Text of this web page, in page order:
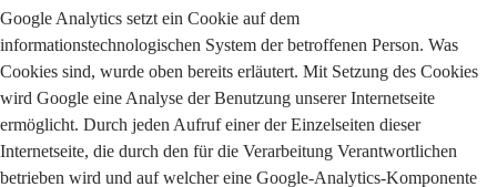
Google Analytics setzt ein Cookie auf dem
informationstechnologischen System der betroffenen Person. Was
Cookies sind, wurde oben bereits erläutert. Mit Setzung des Cookies
wird Google eine Analyse der Benutzung unserer Internetseite
ermöglicht. Durch jeden Aufruf einer der Einzelseiten dieser
Internetseite, die durch den für die Verarbeitung Verantwortlichen
betrieben wird und auf welcher eine Google-Analytics-Komponente